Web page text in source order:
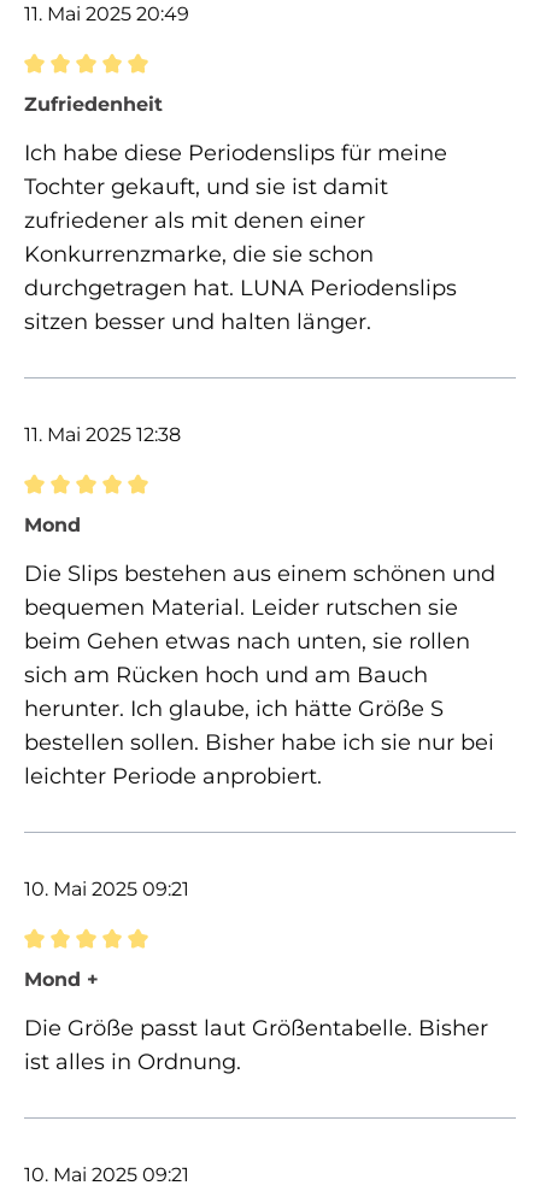
11. Mai 2025 20:49
Bewertung mit 5 von 5 Sternen
Zufriedenheit
Ich habe diese Periodenslips für meine
Tochter gekauft, und sie ist damit
zufriedener als mit denen einer
Konkurrenzmarke, die sie schon
durchgetragen hat. LUNA Periodenslips
sitzen besser und halten länger.
11. Mai 2025 12:38
Bewertung mit 5 von 5 Sternen
Mond
Die Slips bestehen aus einem schönen und
bequemen Material. Leider rutschen sie
beim Gehen etwas nach unten, sie rollen
sich am Rücken hoch und am Bauch
herunter. Ich glaube, ich hätte Größe S
bestellen sollen. Bisher habe ich sie nur bei
leichter Periode anprobiert.
10. Mai 2025 09:21
Bewertung mit 5 von 5 Sternen
Mond +
Die Größe passt laut Größentabelle. Bisher
ist alles in Ordnung.
10. Mai 2025 09:21